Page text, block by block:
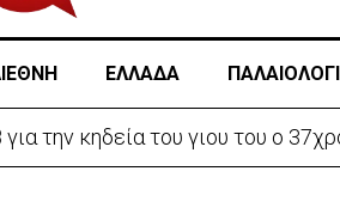
ΕΛΛΑΔΑ
οπότε κατεβήκαμε και